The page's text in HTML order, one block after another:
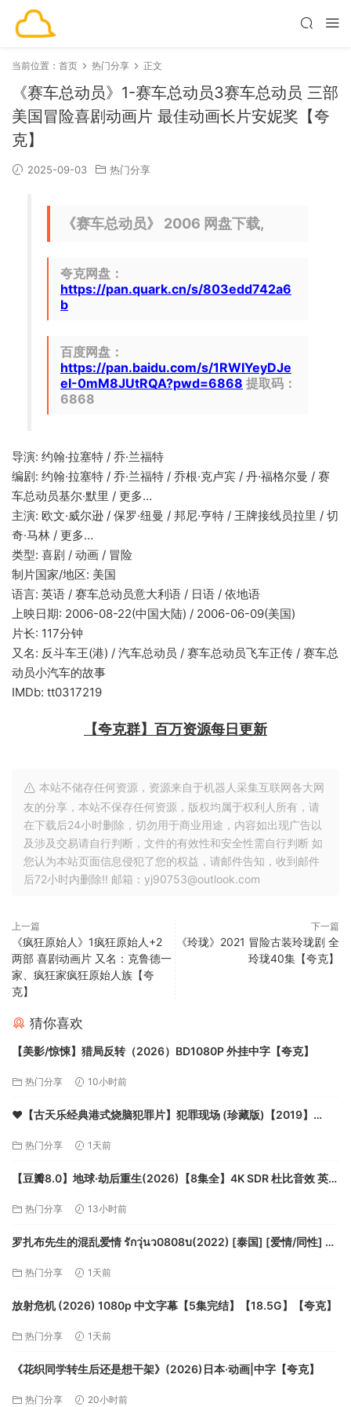
当前位置： 首页 热门分享 正文
《赛车总动员》1-赛车总动员3赛车总动员 三部
美国冒险喜剧动画片 最佳动画长片安妮奖【夸
克】
2025-09-03 热门分享
《赛车总动员》 2006 网盘下载,
夸克网盘：
https://pan.quark.cn/s/803edd742a6
b
百度网盘：
https://pan.baidu.com/s/1RWIYeyDJe
eI-0mM8JUtRQA?pwd=6868 提取码：
6868
导演: 约翰·拉塞特 / 乔·兰福特
编剧: 约翰·拉塞特 / 乔·兰福特 / 乔根·克卢宾 / 丹·福格尔曼 / 赛
车总动员基尔·默里 / 更多…
主演: 欧文·威尔逊 / 保罗·纽曼 / 邦尼·亨特 / 王牌接线员拉里 / 切
奇·马林 / 更多…
类型: 喜剧 / 动画 / 冒险
制片国家/地区: 美国
语言: 英语 / 赛车总动员意大利语 / 日语 / 依地语
上映日期: 2006-08-22(中国大陆) / 2006-06-09(美国)
片长: 117分钟
又名: 反斗车王(港) / 汽车总动员 / 赛车总动员飞车正传 / 赛车总
动员小汽车的故事
IMDb: tt0317219
【夸克群】百万资源每日更新
本站不储存任何资源，资源来自于机器人采集互联网各大网
友的分享，本站不保存任何资源，版权均属于权利人所有，请
在下载后24小时删除，切勿用于商业用途，内容如出现广告以
及涉及交易请自行判断，文件的有效性和安全性需自行判断 如
您认为本站页面信息侵犯了您的权益，请邮件告知，收到邮件
后72小时内删除!! 邮箱：yj90753@outlook.com
上一篇
《疯狂原始人》1疯狂原始人+2
两部 喜剧动画片 又名：克鲁德一
家、疯狂家疯狂原始人族【夸
克】
下一篇
《玲珑》2021 冒险古装玲珑剧 全
玲珑40集【夸克】
猜你喜欢
【美影/惊悚】猎局反转（2026）BD1080P 外挂中字【夸克】
热门分享 10小时前
❤️【古天乐经典港式烧脑犯罪片】犯罪现场 (珍藏版)【2019】
热门分享 1天前
【豆瓣8.0】地球·劫后重生(2026)【8集全】4K SDR 杜比音效 英语
热门分享 13小时前
罗扎布先生的混乱爱情 รักวุ่นว0808บ(2022) [泰国] [爱情/同性] 泰
热门分享 1天前
放射危机 (2026) 1080p 中文字幕【5集完结】【18.5G】【夸克】
热门分享 1天前
《花织同学转生后还是想干架》(2026)日本·动画|中字【夸克】
热门分享 20小时前